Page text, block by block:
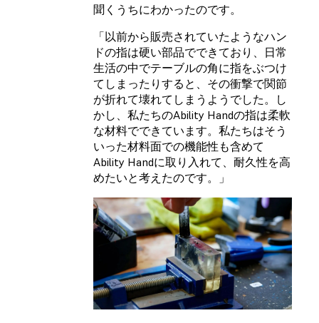
聞くうちにわかったのです。
「以前から販売されていたようなハン
ドの指は硬い部品でできており、日常
生活の中でテーブルの角に指をぶつけ
てしまったりすると、その衝撃で関節
が折れて壊れてしまうようでした。し
かし、私たちのAbility Handの指は柔軟
な材料でできています。私たちはそう
いった材料面での機能性も含めて
Ability Handに取り入れて、耐久性を高
めたいと考えたのです。」